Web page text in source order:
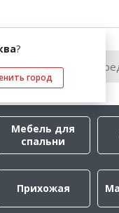
?
город
Мебель для
спальни
Прихожая